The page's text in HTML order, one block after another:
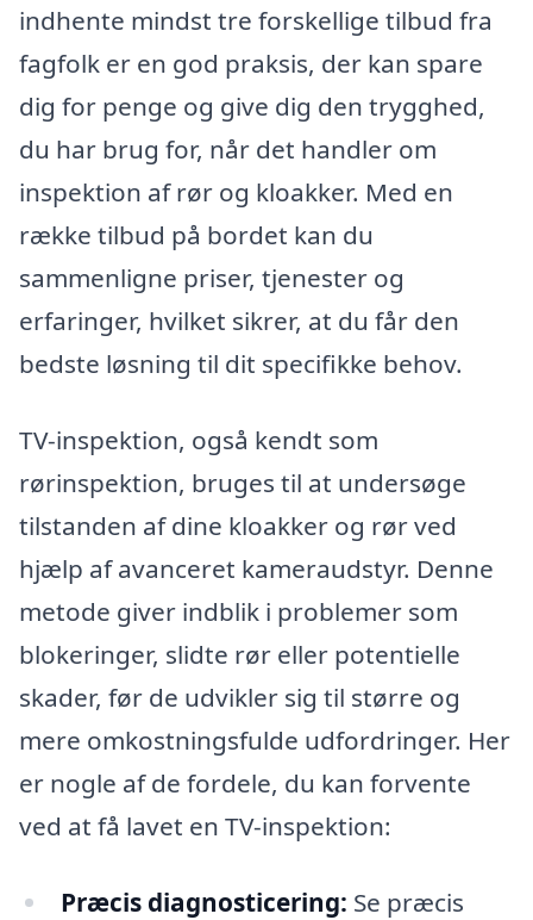
indhente mindst tre forskellige tilbud fra
fagfolk er en god praksis, der kan spare
dig for penge og give dig den trygghed,
du har brug for, når det handler om
inspektion af rør og kloakker. Med en
række tilbud på bordet kan du
sammenligne priser, tjenester og
erfaringer, hvilket sikrer, at du får den
bedste løsning til dit specifikke behov.
TV-inspektion, også kendt som
rørinspektion, bruges til at undersøge
tilstanden af dine kloakker og rør ved
hjælp af avanceret kameraudstyr. Denne
metode giver indblik i problemer som
blokeringer, slidte rør eller potentielle
skader, før de udvikler sig til større og
mere omkostningsfulde udfordringer. Her
er nogle af de fordele, du kan forvente
ved at få lavet en TV-inspektion:
Præcis diagnosticering: Se præcis